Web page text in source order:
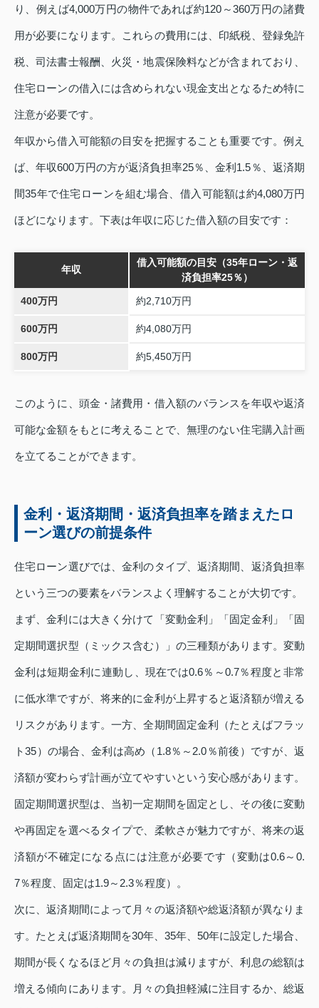
り、例えば4,000万円の物件であれば約120～360万円の諸費
用が必要になります。これらの費用には、印紙税、登録免許
税、司法書士報酬、火災・地震保険料などが含まれており、
住宅ローンの借入には含められない現金支出となるため特に
注意が必要です。
年収から借入可能額の目安を把握することも重要です。例え
ば、年収600万円の方が返済負担率25％、金利1.5％、返済期
間35年で住宅ローンを組む場合、借入可能額は約4,080万円
ほどになります。下表は年収に応じた借入額の目安です：
年収
借入可能額の目安（35年ローン・返
済負担率25％）
400万円 約2,710万円
600万円 約4,080万円
800万円 約5,450万円
このように、頭金・諸費用・借入額のバランスを年収や返済
可能な金額をもとに考えることで、無理のない住宅購入計画
を立てることができます。
金利・返済期間・返済負担率を踏まえたロ
ーン選びの前提条件
住宅ローン選びでは、金利のタイプ、返済期間、返済負担率
という三つの要素をバランスよく理解することが大切です。
まず、金利には大きく分けて「変動金利」「固定金利」「固
定期間選択型（ミックス含む）」の三種類があります。変動
金利は短期金利に連動し、現在では0.6％～0.7％程度と非常
に低水準ですが、将来的に金利が上昇すると返済額が増える
リスクがあります。一方、全期間固定金利（たとえばフラッ
ト35）の場合、金利は高め（1.8％～2.0％前後）ですが、返
済額が変わらず計画が立てやすいという安心感があります。
固定期間選択型は、当初一定期間を固定とし、その後に変動
や再固定を選べるタイプで、柔軟さが魅力ですが、将来の返
済額が不確定になる点には注意が必要です（変動は0.6～0.
7％程度、固定は1.9～2.3％程度）。
次に、返済期間によって月々の返済額や総返済額が異なりま
す。たとえば返済期間を30年、35年、50年に設定した場合、
期間が長くなるほど月々の負担は減りますが、利息の総額は
増える傾向にあります。月々の負担軽減に注目するか、総返